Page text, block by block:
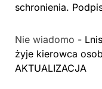
schronienia.
Nie wiadomo -
żyje kierowca
AKTUALIZACJA